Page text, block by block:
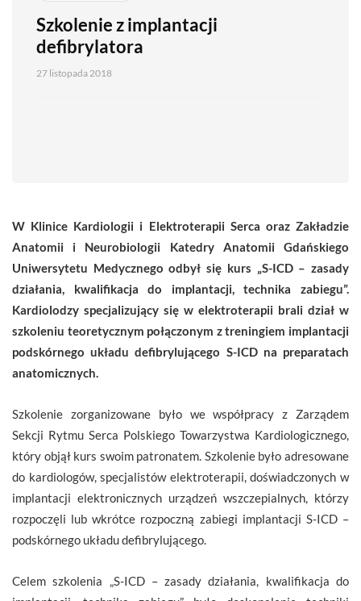
Szkolenie z implantacji
defibrylatora
27 listopada 2018
W Klinice Kardiologii i Elektroterapii Serca oraz Zakładzie
Anatomii i Neurobiologii Katedry Anatomii Gdańskiego
Uniwersytetu Medycznego odbył się kurs „S-ICD – zasady
działania, kwalifikacja do implantacji, technika zabiegu”.
Kardiolodzy specjalizujący się w elektroterapii brali dział w
szkoleniu teoretycznym połączonym z treningiem implantacji
podskórnego układu defibrylującego S-ICD na preparatach
anatomicznych.
Szkolenie zorganizowane było we współpracy z Zarządem
Sekcji Rytmu Serca Polskiego Towarzystwa Kardiologicznego,
który objął kurs swoim patronatem. Szkolenie było adresowane
do kardiologów, specjalistów elektroterapii, doświadczonych w
implantacji elektronicznych urządzeń wszczepialnych, którzy
rozpoczęli lub wkrótce rozpoczną zabiegi implantacji S-ICD –
podskórnego układu defibrylującego.
Celem szkolenia „S-ICD – zasady działania, kwalifikacja do